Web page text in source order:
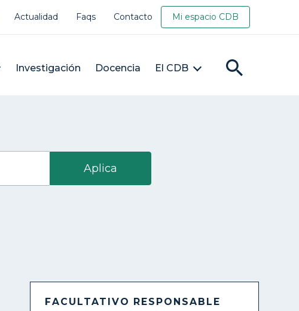
Actualidad Faqs Contacto Mi espacio CDB
Investigación Docencia El CDB
FACULTATIVO RESPONSABLE